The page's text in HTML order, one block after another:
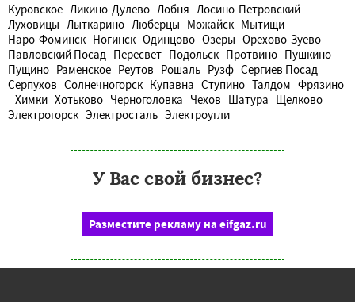
Куровское Ликино-Дулево Лобня Лосино-Петровский
Луховицы Лыткарино Люберцы Можайск Мытищи
Наро-Фоминск Ногинск Одинцово Озеры Орехово-Зуево
Павловский Посад Пересвет Подольск Протвино Пушкино
Пущино Раменское Реутов Рошаль Рузф Сергиев Посад
Серпухов Солнечногорск Купавна Ступино Талдом Фрязино
Химки Хотьково Черноголовка Чехов Шатура Щелково
Электрогорск Электросталь Электроугли
У Вас свой бизнес?
Разместите рекламу на eifgaz.ru